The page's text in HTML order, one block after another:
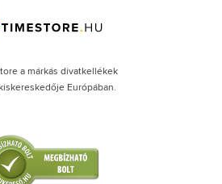
a márkás divatkellékek
Európában.